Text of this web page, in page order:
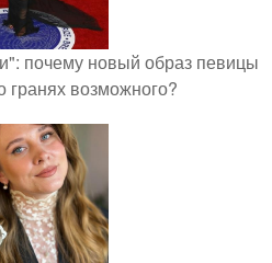
почему новый образ певицы
гранях возможного?